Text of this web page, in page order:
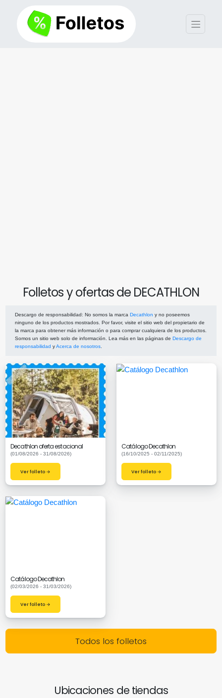
Folletos y ofertas de DECATHLON
Descargo de responsabilidad: No somos la marca Decathlon y no poseemos
ninguno de los productos mostrados. Por favor, visite el sitio web del propietario de
la marca para obtener más información o para comprar cualquiera de los productos.
Somos un sitio web solo de información. Lea más en las páginas de Descargo de
responsabilidad yAcerca de nosotros
Decathlon oferta estacional
(01/08/2026 - 31/08/2026)
Ver folleto →
Catálogo Decathlon
(16/10/2025 - 02/11/2025)
Ver folleto →
Catálogo Decathlon
(02/03/2026 - 31/03/2026)
Ver folleto →
Todos los folletos
Ubicaciones de tiendas